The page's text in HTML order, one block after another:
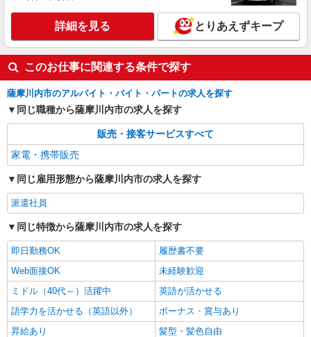
【平日・土】時給1,029円〜1,174円 【日・
祝】 時給1,129円〜1,274円 ※経験・能力に応じ
て時給を考慮いたします □交通費支給 □時間外手
当（１分単位で別途全額支給） ■昇給・昇格制度
あり（年度契約更新時） □賞与あり（年２回） ※
全て当社規定あり
鹿児島県薩摩川内市勝目町4086番1
キープ
詳細を見る とりあえずキープ
このお仕事に関連する条件で探す
薩摩川内市のアルバイト・バイト・パートの求人を探す
同じ職種から薩摩川内市の求人を探す
販売・接客サービスすべて
家電・携帯販売
同じ雇用形態から薩摩川内市の求人を探す
派遣社員
同じ特徴から薩摩川内市の求人を探す
即日勤務OK
履歴書不要
Web面接OK
未経験歓迎
ミドル（40代～）活躍中
英語が活かせる
語学力を活かせる（英語以外）
ボーナス・賞与あり
昇給あり
髪型・髪色自由